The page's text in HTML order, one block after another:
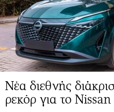
Νέα διεθνής
ρεκόρ για το